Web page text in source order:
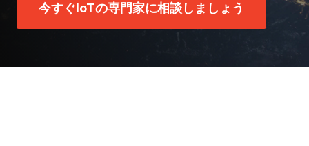
今すぐIoTの専門家に相談しましょう